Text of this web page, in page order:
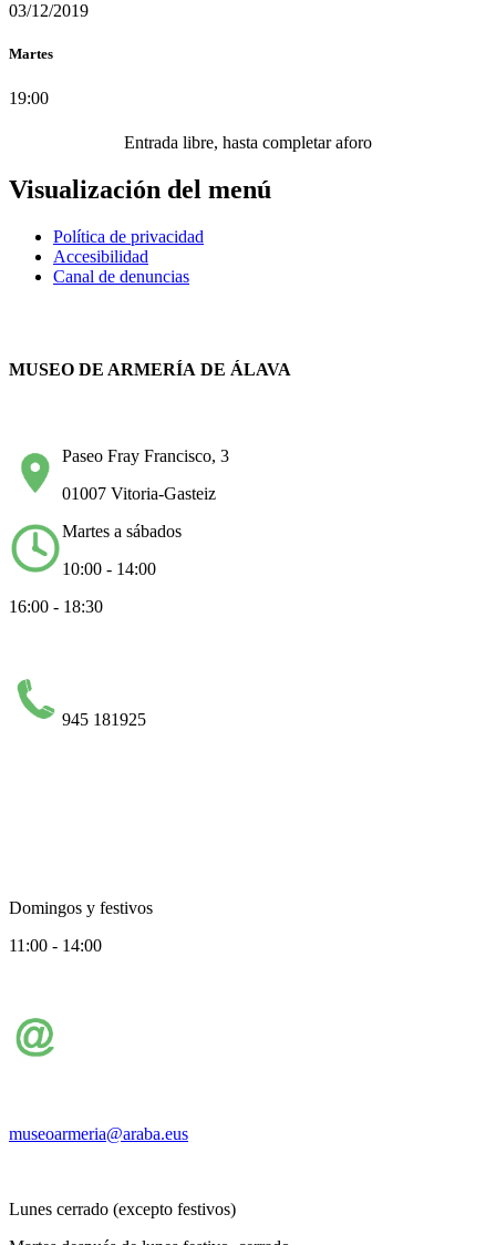
03/12/2019
Martes
19:00
Entrada libre, hasta completar aforo
Visualización del menú
Política de privacidad
Accesibilidad
Canal de denuncias
MUSEO DE ARMERÍA DE ÁLAVA
Paseo Fray Francisco, 3
01007 Vitoria-Gasteiz
Martes a sábados
10:00 - 14:00
16:00 - 18:30
945 181925
Domingos y festivos
11:00 - 14:00
museoarmeria@araba.eus
Lunes cerrado (excepto festivos)